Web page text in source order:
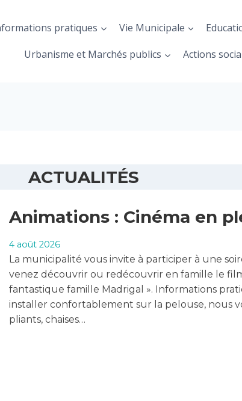
pratiques Vie Municipale
Urbanisme et Marchés publics Actions
ACTUALITÉS
Animations : Cinéma en
4 août 2026
La municipalité vous invite à participer à une
venez découvrir ou redécouvrir en famille le
fantastique famille Madrigal ». Informations
installer confortablement sur la pelouse, nous
pliants, chaises…